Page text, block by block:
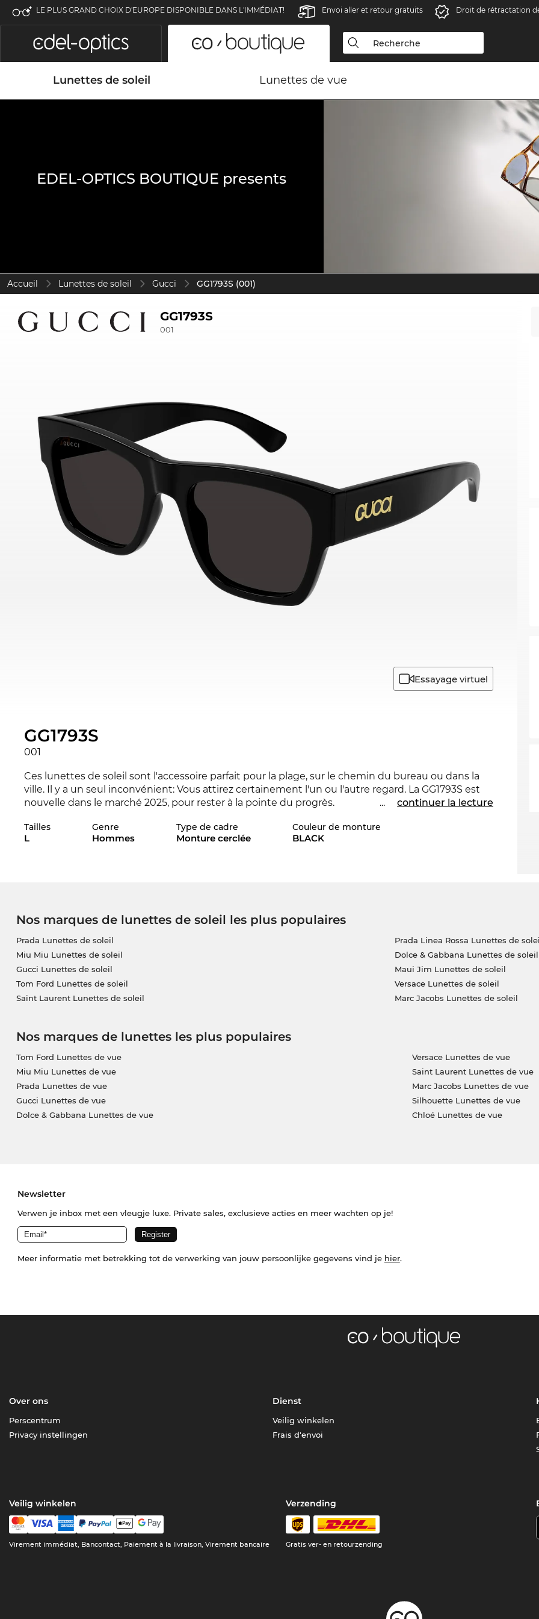
LE PLUS GRAND CHOIX D'EUROPE DISPONIBLE DANS L'IMMÉDIAT! Envoi aller et retour gratuits Droit de rétractation
Lunettes de soleil Lunettes de vue
EDEL-OPTICS BOUTIQUE presents
Accueil Lunettes de soleil Gucci GG1793S (001)
GG1793S
001
Essayage virtuel
GG1793S
001
Ces lunettes de soleil sont l'accessoire parfait pour la plage, sur le chemin du bureau ou dans la
ville. Il y a un seul inconvénient: Vous attirez certainement l'un ou l'autre regard. La GG1793S est
nouvelle dans le marché 2025, pour rester à la pointe du progrès.
La monture est spécialement crée pour leshommes
. Avec ses lignes épurées Newschool Cool
met une qualité traditionnelle. Bien sûr, ces lunettes de marques offrent une protection
GG1793S même pas en sale.
... continuer la lecture
Tailles
L
Genre
Hommes
Type de cadre
Monture cerclée
Couleur de monture
BLACK
Nos marques de lunettes de soleil les plus populaires
Prada Lunettes de soleil
Miu Miu Lunettes de soleil
Gucci Lunettes de soleil
Tom Ford Lunettes de soleil
Saint Laurent Lunettes de soleil
Prada Linea Rossa Lunettes de
Dolce & Gabbana Lunettes de soleil
Maui Jim Lunettes de soleil
Versace Lunettes de soleil
Marc Jacobs Lunettes de soleil
Nos marques de lunettes les plus populaires
Tom Ford Lunettes de vue
Miu Miu Lunettes de vue
Prada Lunettes de vue
Gucci Lunettes de vue
Dolce & Gabbana Lunettes de vue
Versace Lunettes de vue
Saint Laurent Lunettes de vue
Marc Jacobs Lunettes de vue
Silhouette Lunettes de vue
Chloé Lunettes de vue
Newsletter
Verwen je inbox met een vleugje luxe. Private sales, exclusieve acties en meer wachten op je!
Meer informatie met betrekking tot de verwerking van jouw persoonlijke gegevens vind je hier.
Over ons
Perscentrum
Privacy instellingen
Dienst
Veilig winkelen
Frais d'envoi
Veilig winkelen
Virement immédiat, Bancontact, Paiement à la livraison, Virement bancaire
Verzending
Gratis ver- en retourzending